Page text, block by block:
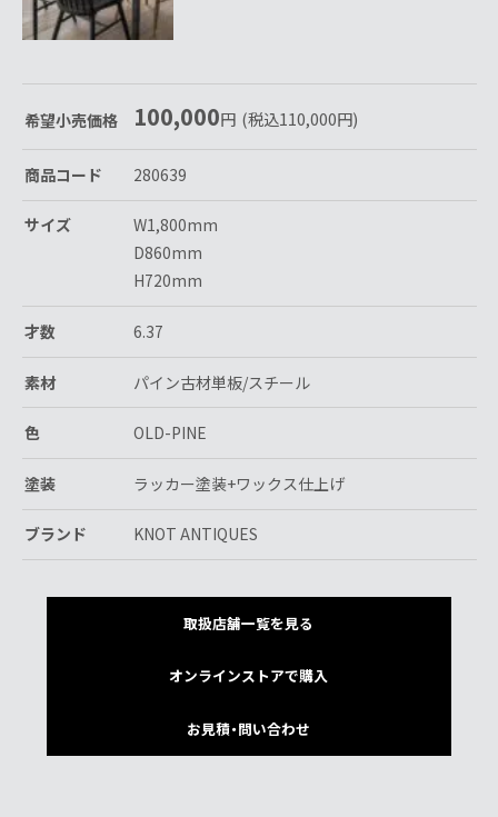
希望小売価格 100,000円 (税込110,000円)
商品コード 280639
サイズ
W1,800mm
D860mm
H720mm
才数 6.37
素材 パイン古材単板/スチール
色 OLD-PINE
塗装 ラッカー塗装+ワックス仕上げ
ブランド KNOT ANTIQUES
取扱店舗一覧を見る
オンラインストアで購入
お見積・問い合わせ